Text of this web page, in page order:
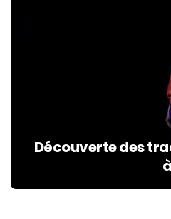
Découverte des